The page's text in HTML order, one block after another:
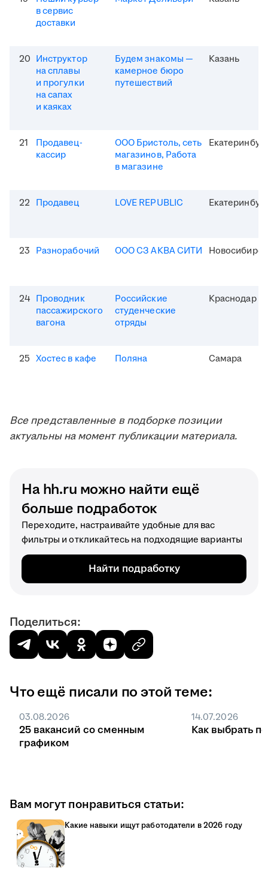
в сервис
доставки
20 Инструктор
на сплавы
и прогулки
на сапах
и каяках
Будем знакомы —
камерное бюро
путешествий
Казань
21
Продавец-
кассир
ООО Бристоль, сеть
магазинов, Работа
в магазине
22 Продавец LOVE REPUBLIC
23 Разнорабочий ООО СЗ АКВА СИТИ Новосибирск
24 Проводник
пассажирского
вагона
Российские
студенческие
отряды
Краснодар
25 Хостес в кафе Поляна Самара
Все представленные в подборке позиции
актуальны на момент публикации материала.
На hh.ru можно найти ещё
больше подработок
Переходите, настраивайте удобные для вас
фильтры и откликайтесь на подходящие варианты
Найти подработку
Поделиться:
Что ещё писали по этой теме:
03.08.2026
25 вакансий со сменным
графиком
14.07.2026
Как выбрать
Вам могут понравиться статьи:
Какие навыки ищут работодатели в 2026 году